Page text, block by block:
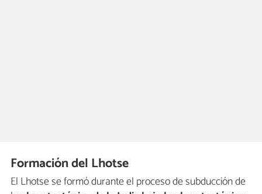
Formación del Lhotse
El Lhotse se formó durante el proceso de subducción de